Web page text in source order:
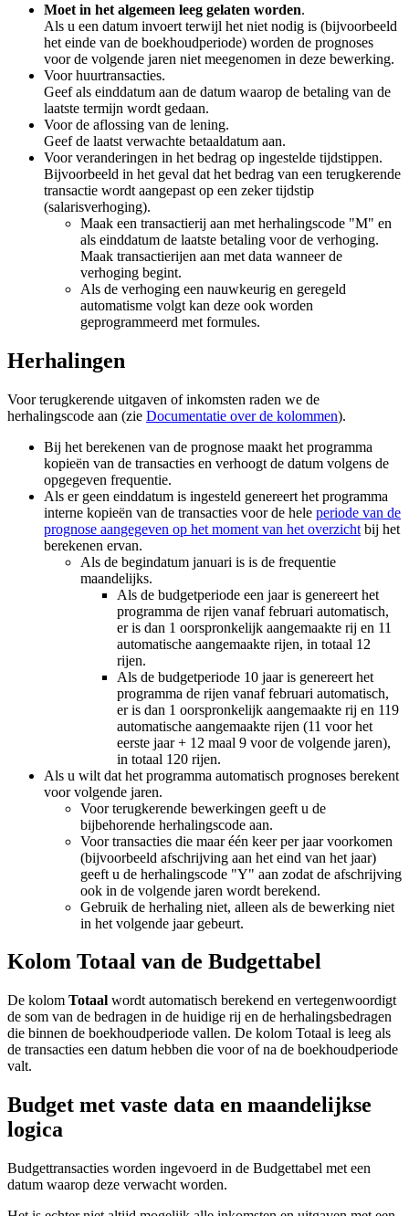
Moet in het algemeen leeg gelaten worden.
Als u een datum invoert terwijl het niet nodig is (bijvoorbeeld
het einde van de boekhoudperiode) worden de prognoses
voor de volgende jaren niet meegenomen in deze bewerking.
Voor huurtransacties.
Geef als einddatum aan de datum waarop de betaling van de
laatste termijn wordt gedaan.
Voor de aflossing van de lening.
Geef de laatst verwachte betaaldatum aan.
Voor veranderingen in het bedrag op ingestelde tijdstippen.
Bijvoorbeeld in het geval dat het bedrag van een terugkerende
transactie wordt aangepast op een zeker tijdstip
(salarisverhoging).
Maak een transactierij aan met herhalingscode "M" en
als einddatum de laatste betaling voor de verhoging.
Maak transactierijen aan met data wanneer de
verhoging begint.
Als de verhoging een nauwkeurig en geregeld
automatisme volgt kan deze ook worden
geprogrammeerd met formules.
Herhalingen
Voor terugkerende uitgaven of inkomsten raden we de
herhalingscode aan (zie Documentatie over de kolommen).
Bij het berekenen van de prognose maakt het programma
kopieën van de transacties en verhoogt de datum volgens de
opgegeven frequentie.
Als er geen einddatum is ingesteld genereert het programma
interne kopieën van de transacties voor de hele periode van de
prognose aangegeven op het moment van het overzicht bij het
berekenen ervan.
Als de begindatum januari is is de frequentie
maandelijks.
Als de budgetperiode een jaar is genereert het
programma de rijen vanaf februari automatisch,
er is dan 1 oorspronkelijk aangemaakte rij en 11
automatische aangemaakte rijen, in totaal 12
rijen.
Als de budgetperiode 10 jaar is genereert het
programma de rijen vanaf februari automatisch,
er is dan 1 oorspronkelijk aangemaakte rij en 119
automatische aangemaakte rijen (11 voor het
eerste jaar + 12 maal 9 voor de volgende jaren),
in totaal 120 rijen.
Als u wilt dat het programma automatisch prognoses berekent
voor volgende jaren.
Voor terugkerende bewerkingen geeft u de
bijbehorende herhalingscode aan.
Voor transacties die maar één keer per jaar voorkomen
(bijvoorbeeld afschrijving aan het eind van het jaar)
geeft u de herhalingscode "Y" aan zodat de afschrijving
ook in de volgende jaren wordt berekend.
Gebruik de herhaling niet, alleen als de bewerking niet
in het volgende jaar gebeurt.
Kolom Totaal van de Budgettabel
De kolom Totaal wordt automatisch berekend en vertegenwoordigt
de som van de bedragen in de huidige rij en de herhalingsbedragen
die binnen de boekhoudperiode vallen. De kolom Totaal is leeg als
de transacties een datum hebben die voor of na de boekhoudperiode
valt.
Budget met vaste data en maandelijkse
logica
Budgettransacties worden ingevoerd in de Budgettabel met een
datum waarop deze verwacht worden.